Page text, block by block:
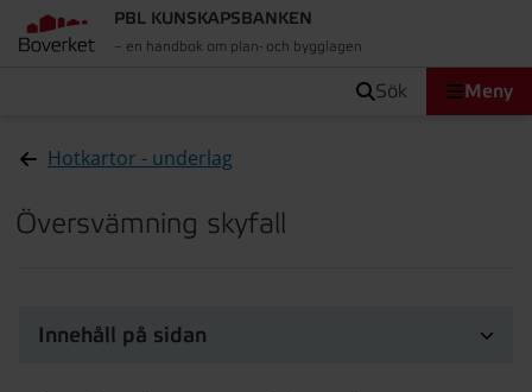
PBL KUNSKAPSBANKEN
– en handbok om plan- och bygglagen
sök Meny
Hotkartor - underlag
Översvämning skyfall
Innehåll på sidan